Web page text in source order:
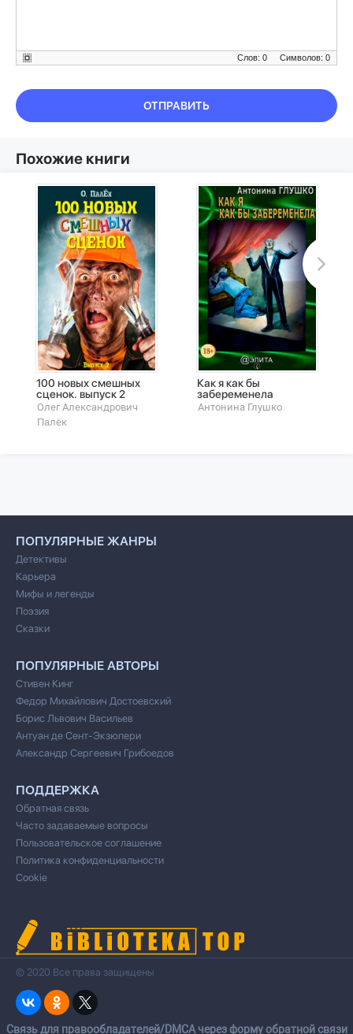
Символов: 0
Слов: 0
ОТПРАВИТЬ
Похожие книги
100 новых смешных
сценок. выпуск 2
Олег Александрович
Палёк
Как я как бы
забеременела
Антонина Глушко
ПОПУЛЯРНЫЕ ЖАНРЫ
Детективы
Карьера
Мифы и легенды
Поэзия
Сказки
ПОПУЛЯРНЫЕ АВТОРЫ
Стивен Кинг
Федор Михайлович Достоевский
Борис Львович Васильев
Антуан де Сент-Экзюпери
Александр Сергеевич Грибоедов
ПОДДЕРЖКА
Обратная связь
Часто задаваемые вопросы
Пользовательское соглашение
Политика конфиденциальности
Cookie
© 2020 Все права защищены
Cвязь для правообладателей/DMCA через форму обратной связи